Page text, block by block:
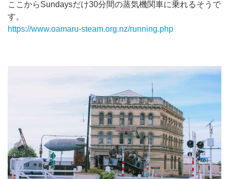
ここからSundaysだけ30分間の蒸気機関車に乗れるそうで
す。
https://www.oamaru-steam.org.nz/running.php